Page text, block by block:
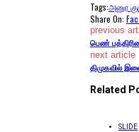
Tags:அனுர
Share On:
previous
பெண்
next article
திமுகவில்
Related
SLIDE